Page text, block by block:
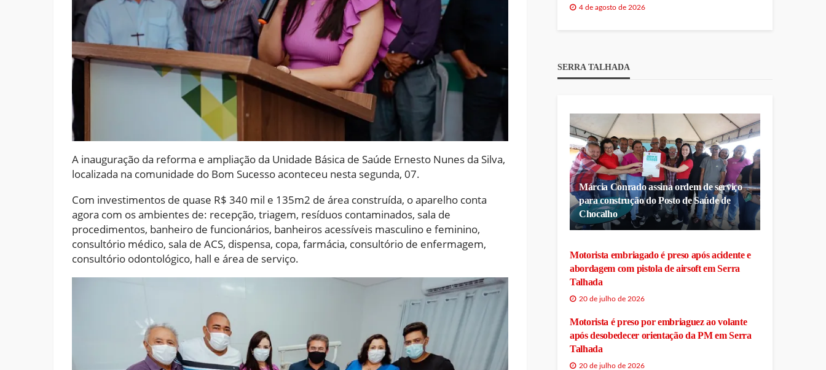
A inauguração da reforma e ampliação da Unidade Básica de Saúde Ernesto Nunes da Silva,
localizada na comunidade do Bom Sucesso aconteceu nesta segunda, 07.
Com investimentos de quase R$ 340 mil e 135m2 de área construída, o aparelho conta
agora com os ambientes de: recepção, triagem, resíduos contaminados, sala de
procedimentos, banheiro de funcionários, banheiros acessíveis masculino e feminino,
consultório médico, sala de ACS, dispensa, copa, farmácia, consultório de enfermagem,
consultório odontológico, hall e área de serviço.
4 de agosto de 2026
SERRA TALHADA
Márcia Conrado assina ordem de serviço
para construção do Posto de Saúde de
Chocalho
Motorista embriagado é preso após acidente e
abordagem com pistola de airsoft em Serra
Talhada
20 de julho de 2026
Motorista é preso por embriaguez ao volante
após desobedecer orientação da PM em Serra
Talhada
20 de julho de 2026